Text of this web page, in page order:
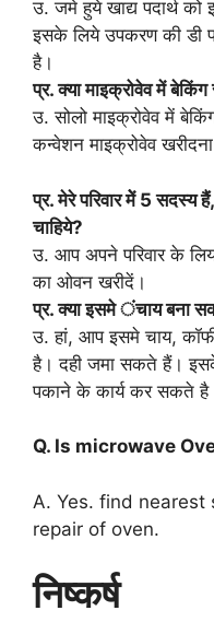
उ. जमे हुये खाद्य पदार्थ
इसके लिये उपकरण की डी
है।
प्र. क्या माइक्रोवेव में
उ. सोलो माइक्रोवेव में
कन्वेशन माइक्रोवेव खरीदना
प्र. मेरे परिवार मेें 5 सदस्य
चाहिये?
उ. आप अपने परिवार के
का ओवन खरीदें।
प्र. क्या इसमे ंचाय बना
उ. हां, आप इसमे चाय,
है। दही जमा सकते हैं।
पकाने के कार्य कर सकते
Q. Is microwave
A. Yes. find nearest
repair of oven.
निष्कर्ष